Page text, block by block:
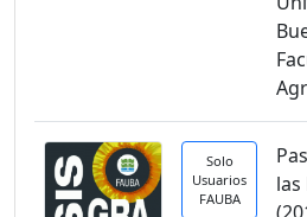
Solo
Usuarios
FAUBA
las